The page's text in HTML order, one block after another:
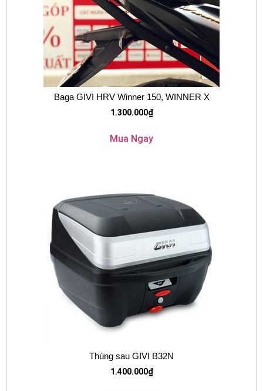
Baga GIVI HRV Winner 150, WINNER X
1.300.000₫
Mua Ngay
Thùng sau GIVI B32N
1.400.000₫